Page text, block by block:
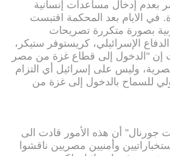
بعدم إدخال مساعدات إنسانية
في الايام بعد المحكمة اقتبست
بصورة متكررة تصريحات
الإسرائيلي، كريستوفر ستيكر،
إن "الدخول إلى قطاع غزة من مصر
وليس على إسرائيل أي التزام
للسماح بالدخول إلى غزة من
أن هذه الأمور قادت الى
وأمنيين مصريين ناقشوا